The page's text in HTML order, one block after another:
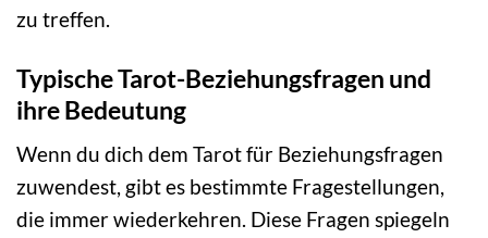
zu treffen.
Typische Tarot-Beziehungsfragen und
ihre Bedeutung
Wenn du dich dem Tarot für Beziehungsfragen
zuwendest, gibt es bestimmte Fragestellungen,
die immer wiederkehren. Diese Fragen spiegeln